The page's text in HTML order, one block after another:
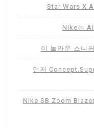
Star Wars X
Nike는
이 놀라운 스니
먼저
Nike SB Zoom